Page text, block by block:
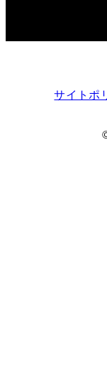
サイトポ